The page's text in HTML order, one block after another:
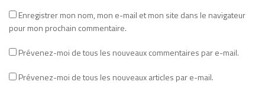
Enregistrer mon nom, mon e-mail et mon site dans le navigateur
pour mon prochain commentaire.
Prévenez-moi de tous les nouveaux commentaires par e-mail.
Prévenez-moi de tous les nouveaux articles par e-mail.